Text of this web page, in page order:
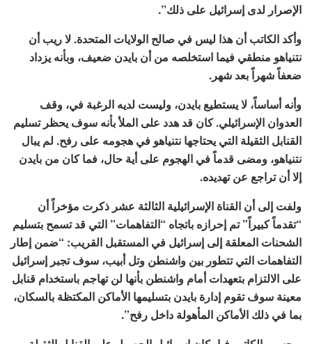
الإصرار لدى إسرائيل على ذلك”.
وأكد الكاتب أن هذا ليس في صالح الولايات المتحدة. لا ريب أن
نتنياهو منطقي فيما استخلصه من أن بايدن ضعيف، وبأنه يزداد
ضعفاً شهراً بعد شهر.
وأنه أساساً، لا يستطيع بايدن، وليست لديه الرغبة في، وقف
العدوان الإسرائيلي. كان قد هدد على الملأ بأنه سوف يحظر تسليم
القنابل الثقيلة التي يحتاجها نتنياهو في هجومه على رفح. لم يبال
نتنياهو، ومضى قدماً في الهجوم على أية حال، فما كان من بايدن
إلا أن تراجع عن تهديده.
ولفت إلى أن القناة الإسرائيلية الثالثة عشر ذكرت مؤخراً أن
“تقدماً كبيراً” تم إحرازه باتجاه “التفاهمات” التي قد تسمح بتسليم
الشحنات المعلقة إلى إسرائيل في المستقبل القريب: “ضمن إطار
التفاهمات التي تتطور بين واشنطن وتل أبيب، سوف تجبر إسرائيل
على الالتزام بتعهدات أمام واشنطن بأنها لن تهاجم باستخدام قنابل
معينة سوف تقوم إدارة بايدن بتسليمها الأماكن المكتظة بالسكان،
بما في ذلك الأماكن المأهولة داخل رفح”.